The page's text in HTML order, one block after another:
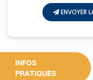
ENVOYER
INFOS
PRATIQUES